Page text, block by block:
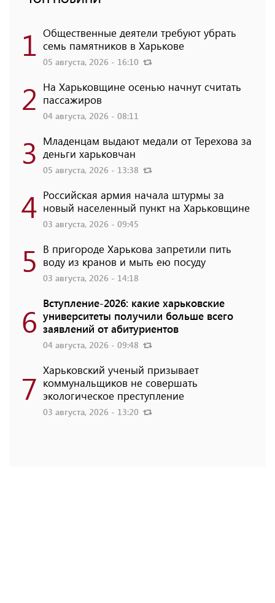
1 Общественные деятели требуют убрать
семь памятников в Харькове
05 августа, 2026 - 16:10
2 На Харьковщине осенью начнут считать
пассажиров
04 августа, 2026 - 08:11
3 Младенцам выдают медали от Терехова за
деньги харьковчан
05 августа, 2026 - 13:38
4 Российская армия начала штурмы за
новый населенный пункт на Харьковщине
03 августа, 2026 - 09:45
5 В пригороде Харькова запретили пить
воду из кранов и мыть ею посуду
03 августа, 2026 - 14:18
6 Вступление-2026: какие харьковские
университеты получили больше всего
заявлений от абитуриентов
04 августа, 2026 - 09:48
7 Харьковский ученый призывает
коммунальщиков не совершать
экологическое преступление
03 августа, 2026 - 13:20